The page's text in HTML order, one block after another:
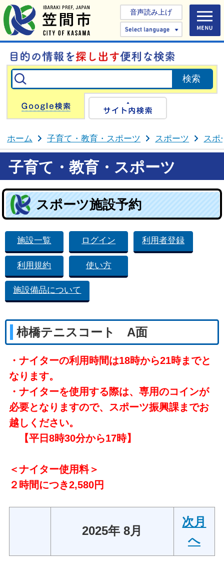
音声読み上げ
Select
Google検索
ホーム 子育て・教育・スポーツ スポーツ スポ
子育て・教育・スポーツ
スポーツ施設予約
施設一覧 ログイン 利用者登録
利用規約 使い方
施設備品について
柿橋テニスコート A面
・ナイターの利用時間は18時から21時までと
なります。
・ナイターを使用する際は、専用のコインが
必要となりますので、スポーツ振興課までお
越しください。
【平日8時30分から17時】
＜ナイター使用料＞
２時間につき2,580円
2025年 8月
次月
へ